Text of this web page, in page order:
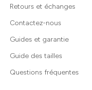
Retours et échanges
Contactez-nous
Guides et garantie
Guide des tailles
Questions fréquentes